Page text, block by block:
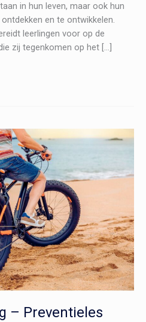
in hun leven, maar ook hun
en te ontwikkelen.
leerlingen voor op de
zij tegenkomen op het […]
– Preventieles